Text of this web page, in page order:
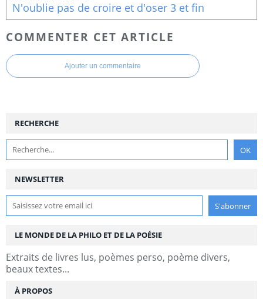
N'oublie pas de croire et d'oser 3 et fin
COMMENTER CET ARTICLE
Ajouter un commentaire
NEWSLETTER
RECHERCHE
LE MONDE DE LA PHILO ET DE LA POÉSIE
Extraits de livres lus, poèmes perso, poème divers,
beaux textes...
À PROPOS